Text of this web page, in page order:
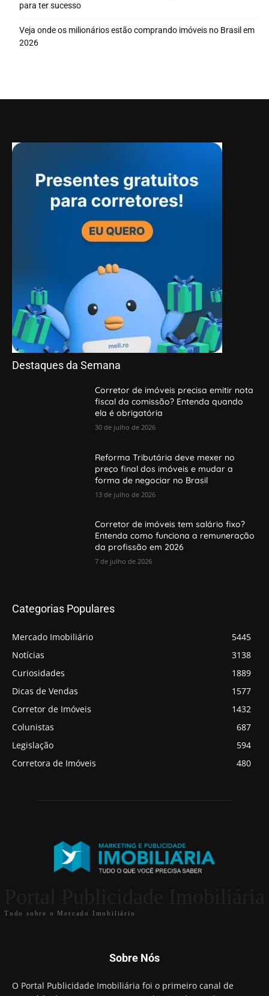
para ter sucesso
Veja onde os milionários estão comprando imóveis no Brasil em
2026
Destaques da Semana
Corretor de imóveis precisa emitir nota
fiscal da comissão? Entenda quando
ela é obrigatória
30 de julho de 2026
Reforma Tributária deve mexer no
preço final dos imóveis e mudar a
forma de negociar no Brasil
13 de julho de 2026
Corretor de imóveis tem salário fixo?
Entenda como funciona a remuneração
da profissão em 2026
7 de julho de 2026
Categorias Populares
Mercado Imobiliário
5445
Notícias
3138
Curiosidades
1889
Dicas de Vendas
1577
Corretor de Imóveis
1432
Colunistas
687
Legislação
594
Corretora de Imóveis
480
Tudo sobre o Mercado Imobiliário
Sobre Nós
O Portal Publicidade Imobiliária foi o primeiro canal de